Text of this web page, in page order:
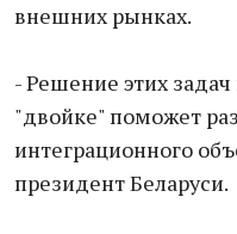
внешних рынках.
- Решение этих
"двойке" поможет
интеграционного
президент Беларуси.